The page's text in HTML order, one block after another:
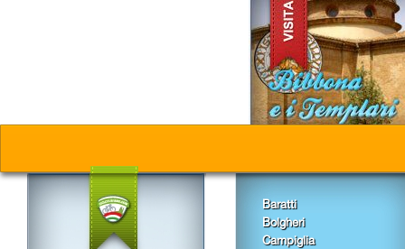
Baratti
Bolgheri
Campiglia